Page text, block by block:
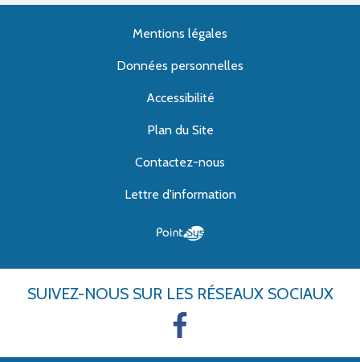
Mentions légales
Données personnelles
Accessibilité
Plan du Site
Contactez-nous
Lettre d'information
SUIVEZ-NOUS SUR LES RÉSEAUX SOCIAUX